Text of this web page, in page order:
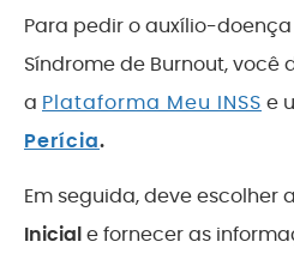
Para pedir o auxílio-
Síndrome de Burnout, você
a Plataforma Meu INSS e
Perícia.
Em seguida, deve escolher
Iniciale fornecer as